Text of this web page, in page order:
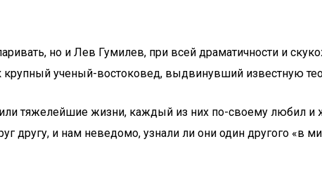
но и Лев Гумилев, при всей драматичности и
ученый-востоковед, выдвинувший известную
тяжелейшие жизни, каждый из них по-своему любил и
другу, и нам неведомо, узнали ли они один другого «в